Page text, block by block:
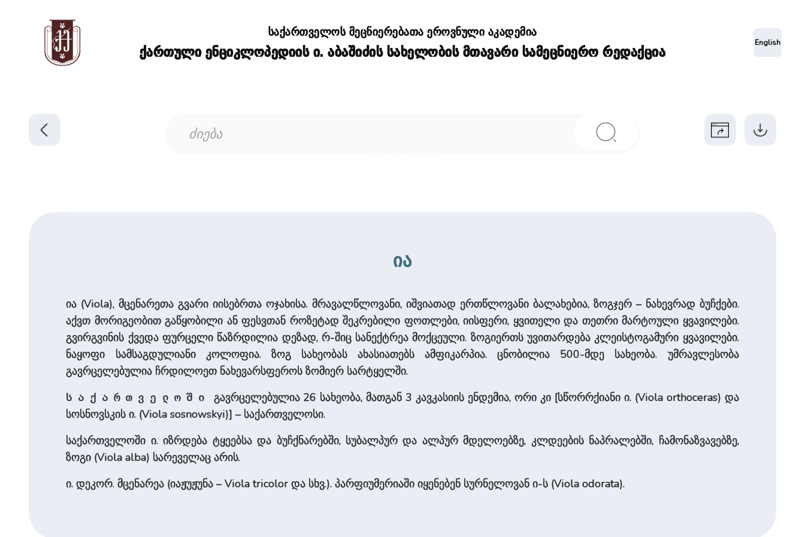
საქართველოს მეცნიერებათა ეროვნული აკადემია
ქართული ენციკლოპედიის ი. აბაშიძის სახელობის მთავარი სამეცნიერო რედაქცია
English
ია
ია (Viola), მცენარეთა გვარი იისებრთა ოჯახისა. მრავალწლოვანი, იშვიათად ერთწლოვანი ბალახებია, ზოგჯერ – ნახევრად ბუჩქები.
აქვთ მორიგეობით გაწყობილი ან ფესვთან როზეტად შეკრებილი ფოთლები, იისფერი, ყვითელი და თეთრი მარტოული ყვავილები.
გვირგვინის ქვედა ფურცელი წაზრდილია დეზად, რ-შიც სანექტრეა მოქცეული. ზოგიერთს უვითარდება კლეისტოგამური ყვავილები.
ნაყოფი სამსაგდულიანი კოლოფია. ზოგ სახეობას ახასიათებს ამფიკარპია. ცნობილია 500-მდე სახეობა. უმრავლესობა
გავრცელებულია ჩრდილოეთ ნახევარსფეროს ზომიერ სარტყელში.
საქართველოში
გავრცელებულია 26 სახეობა, მათგან 3 კავკასიის ენდემია, ორი კი [სწორრქიანი ი. (Viola orthoceras) და
სოსნოვსკის ი. (Viola sosnowskyi)] – საქართველოსი.
საქართველოში ი. იზრდება ტყეებსა და ბუჩქნარებში, სუბალპურ და ალპურ მდელოებზე, კლდეების ნაპრალებში, ჩამონაზვავებზე,
ზოგი (Viola alba) სარეველაც არის.
ი. დეკორ. მცენარეა (იაჟუჟუნა – Viola tricolor და სხვ.). პარფიუმერიაში იყენებენ სურნელოვან ი-ს (Viola odorata).